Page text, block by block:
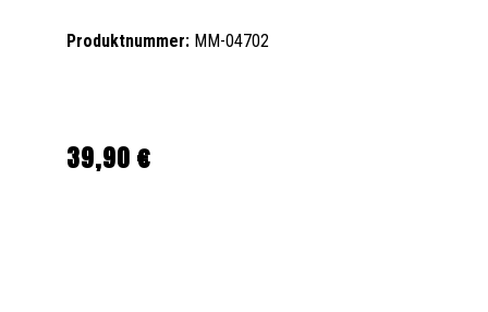
Produktnummer: MM-04702
Regulärer Preis:
39,90 €